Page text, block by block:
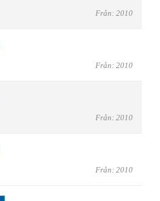
Från: 2010
Från: 2010
Från: 2010
Från: 2010